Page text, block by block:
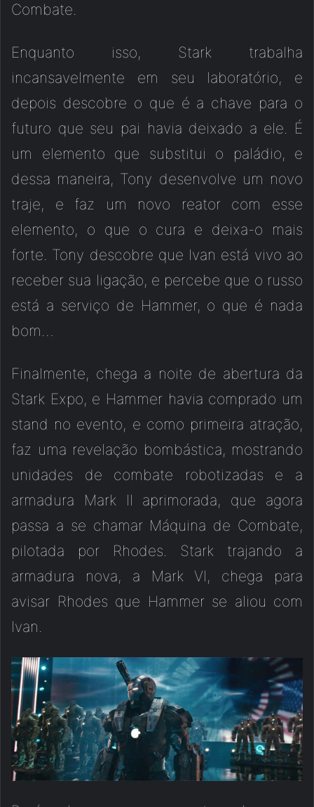
Combate.
Enquanto isso, Stark trabalha
incansavelmente em seu laboratório, e
depois descobre o que é a chave para o
futuro que seu pai havia deixado a ele. É
um elemento que substitui o paládio, e
dessa maneira, Tony desenvolve um novo
traje, e faz um novo reator com esse
elemento, o que o cura e deixa-o mais
forte. Tony descobre que Ivan está vivo ao
receber sua ligação, e percebe que o russo
está a serviço de Hammer, o que é nada
bom…
Finalmente, chega a noite de abertura da
Stark Expo, e Hammer havia comprado um
stand no evento, e como primeira atração,
faz uma revelação bombástica, mostrando
unidades de combate robotizadas e a
armadura Mark II aprimorada, que agora
passa a se chamar Máquina de Combate,
pilotada por Rhodes. Stark trajando a
armadura nova, a Mark VI, chega para
avisar Rhodes que Hammer se aliou com
Ivan.